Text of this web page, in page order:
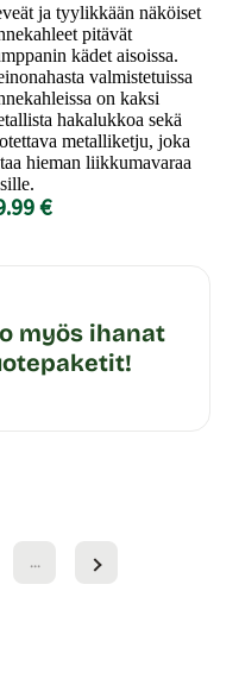
ja tyylikkään näköiset
pitävät
kädet aisoissa.
valmistetuissa
on kaksi
hakalukkoa sekä
metalliketju, joka
hieman liikkumavaraa
€
myös ihanat
...